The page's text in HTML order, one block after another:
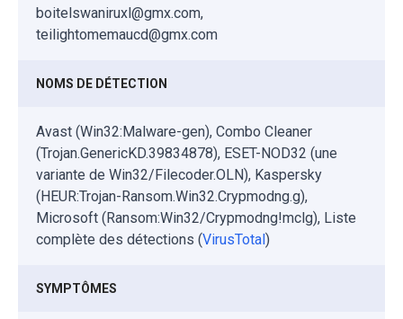
boitelswaniruxl@gmx.com,
teilightomemaucd@gmx.com
NOMS DE DÉTECTION
Avast (Win32:Malware-gen), Combo Cleaner
(Trojan.GenericKD.39834878), ESET-NOD32 (une
variante de Win32/Filecoder.OLN), Kaspersky
(HEUR:Trojan-Ransom.Win32.Crypmodng.g),
Microsoft (Ransom:Win32/Crypmodng!mclg), Liste
complète des détections (VirusTotal)
SYMPTÔMES